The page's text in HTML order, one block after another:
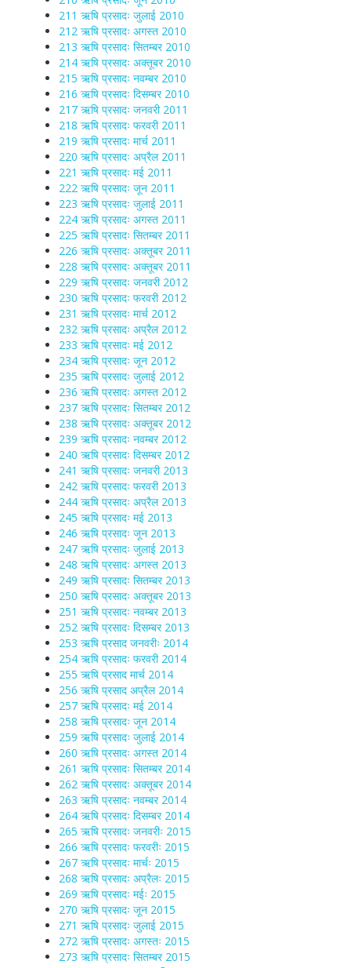
211 ऋषि प्रसादः जुलाई 2010
212 ऋषि प्रसादः अगस्त 2010
213 ऋषि प्रसादः सितम्बर 2010
214 ऋषि प्रसादः अक्तूबर 2010
215 ऋषि प्रसादः नवम्बर 2010
216 ऋषि प्रसादः दिसम्बर 2010
217 ऋषि प्रसादः जनवरी 2011
218 ऋषि प्रसादः फरवरी 2011
219 ऋषि प्रसादः मार्च 2011
220 ऋषि प्रसादः अप्रैल 2011
221 ऋषि प्रसादः मई 2011
222 ऋषि प्रसादः जून 2011
223 ऋषि प्रसादः जुलाई 2011
224 ऋषि प्रसादः अगस्त 2011
225 ऋषि प्रसादः सितम्बर 2011
226 ऋषि प्रसादः अक्तूबर 2011
228 ऋषि प्रसादः अक्तूबर 2011
229 ऋषि प्रसादः जनवरी 2012
230 ऋषि प्रसादः फरवरी 2012
231 ऋषि प्रसादः मार्च 2012
232 ऋषि प्रसादः अप्रैल 2012
233 ऋषि प्रसादः मई 2012
234 ऋषि प्रसादः जून 2012
235 ऋषि प्रसादः जुलाई 2012
236 ऋषि प्रसादः अगस्त 2012
237 ऋषि प्रसादः सितम्बर 2012
238 ऋषि प्रसादः अक्तूबर 2012
239 ऋषि प्रसादः नवम्बर 2012
240 ऋषि प्रसादः दिसम्बर 2012
241 ऋषि प्रसादः जनवरी 2013
242 ऋषि प्रसादः फरवरी 2013
244 ऋषि प्रसादः अप्रैल 2013
245 ऋषि प्रसादः मई 2013
246 ऋषि प्रसादः जून 2013
247 ऋषि प्रसादः जुलाई 2013
248 ऋषि प्रसादः अगस्त 2013
249 ऋषि प्रसादः सितम्बर 2013
250 ऋषि प्रसादः अक्तूबर 2013
251 ऋषि प्रसादः नवम्बर 2013
252 ऋषि प्रसादः दिसम्बर 2013
253 ऋषि प्रसाद जनवरीः 2014
254 ऋषि प्रसादः फरवरी 2014
255 ऋषि प्रसाद मार्च 2014
256 ऋषि प्रसाद अप्रैल 2014
257 ऋषि प्रसादः मई 2014
258 ऋषि प्रसादः जून 2014
259 ऋषि प्रसादः जुलाई 2014
260 ऋषि प्रसादः अगस्त 2014
261 ऋषि प्रसादः सितम्बर 2014
262 ऋषि प्रसादः अक्तूबर 2014
263 ऋषि प्रसादः नवम्बर 2014
264 ऋषि प्रसादः दिसम्बर 2014
265 ऋषि प्रसादः जनवरीः 2015
266 ऋषि प्रसादः फरवरीः 2015
267 ऋषि प्रसादः मार्चः 2015
268 ऋषि प्रसादः अप्रैलः 2015
269 ऋषि प्रसादः मईः 2015
270 ऋषि प्रसादः जून 2015
271 ऋषि प्रसादः जुलाई 2015
272 ऋषि प्रसादः अगस्तः 2015
273 ऋषि प्रसादः सितम्बर 2015